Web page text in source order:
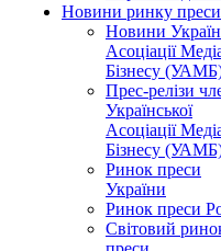
Новини ринку преси
Новини
Асоціації
Бізнесу
Прес-релізи
Української
Асоціації
Бізнесу
Ринок преси
України
Ринок преси
Світовий